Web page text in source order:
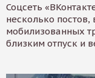
Соцсеть
несколько
мобилизованных
близким отпуск и